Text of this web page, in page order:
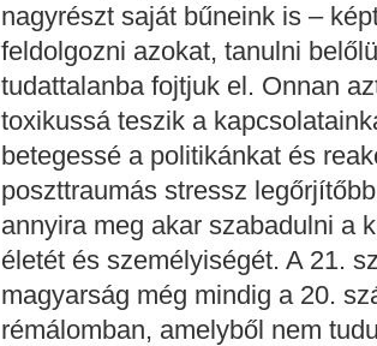
nagyrészt saját bűneink is –
feldolgozni azokat, tanulni
tudattalanba fojtjuk el. Onnan
toxikussá teszik a
betegessé a politikánkat és
poszttraumás stressz
annyira meg akar szabadulni a
életét és személyiségét. A 21.
magyarság még mindig a 20.
rémálomban, amelyből nem